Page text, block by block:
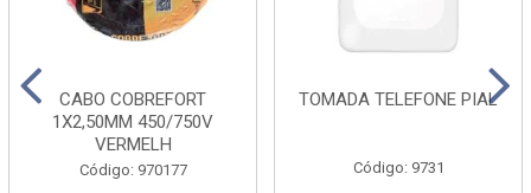
CABO COBREFORT
1X2,50MM 450/750V
VERMELH
Código: 970177
TOMADA TELEFONE PIAL
Código: 9731